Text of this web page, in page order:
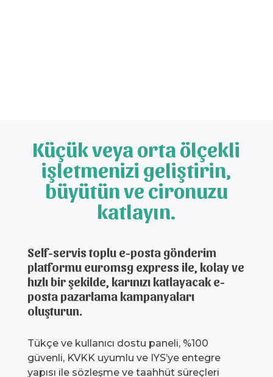
Küçük veya orta ölçekli
işletmenizi geliştirin,
büyütün ve cironuzu
katlayın.
Self-servis toplu e-posta gönderim
platformu euromsg express ile, kolay ve
hızlı bir şekilde, karınızı katlayacak e-
posta pazarlama kampanyaları
oluşturun.
Tükçe ve kullanıcı dostu paneli, %100
güvenli, KVKK uyumlu ve IYS’ye entegre
yapısı ile sözleşme ve taahhüt süreçleri